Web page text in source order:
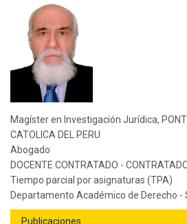
Magíster en Investigación Jurídica,
CATOLICA DEL PERU
Abogado
DOCENTE CONTRATADO -
Tiempo parcial por asignaturas (TPA)
Departamento Académico de Derecho -